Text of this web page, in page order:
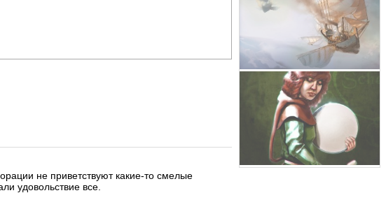
не приветствуют какие-то смелые
удовольствие все.